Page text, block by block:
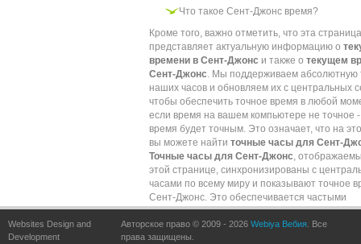
Что такое Сент-Джонс время?
Кроме того, важно отметить, что эта страница
представляет актуальную информацию о
времени в Сент-Джонс и также о текущем
Сент-Джонс. Мы поддерживаем абсолютную
наших часов и обновляем их с центральных
чтобы обеспечить точное время в любой
если время на вашем компьютере не точное
время будет точным. Это означает, что на
вы можете найти точные часы для Сент-
Точные часы для Сент-Джонс,
этой странице, синхронизированы с
часами по всему миру и показывают точное
Сент-Джонс. Это обеспечивается частыми
обновлениями по сравнению с точными
всему миру.
Websites Design and
Development
Авторское право © 2009 - 2026 Webiya Вебия. Все
права защищены.